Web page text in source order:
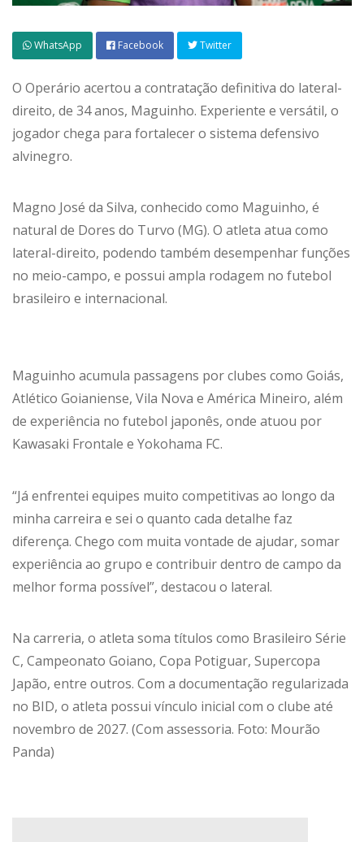
WhatsApp Facebook Twitter
O Operário acertou a contratação definitiva do lateral-
direito, de 34 anos, Maguinho. Experiente e versátil, o
jogador chega para fortalecer o sistema defensivo
alvinegro.
Magno José da Silva, conhecido como Maguinho, é
natural de Dores do Turvo (MG). O atleta atua como
lateral-direito, podendo também desempenhar funções
no meio-campo, e possui ampla rodagem no futebol
brasileiro e internacional.
Maguinho acumula passagens por clubes como Goiás,
Atlético Goianiense, Vila Nova e América Mineiro, além
de experiência no futebol japonês, onde atuou por
Kawasaki Frontale e Yokohama FC.
“Já enfrentei equipes muito competitivas ao longo da
minha carreira e sei o quanto cada detalhe faz
diferença. Chego com muita vontade de ajudar, somar
experiência ao grupo e contribuir dentro de campo da
melhor forma possível”, destacou o lateral.
Na carreria, o atleta soma títulos como Brasileiro Série
C, Campeonato Goiano, Copa Potiguar, Supercopa
Japão, entre outros. Com a documentação regularizada
no BID, o atleta possui vínculo inicial com o clube até
novembro de 2027. (Com assessoria. Foto: Mourão
Panda)